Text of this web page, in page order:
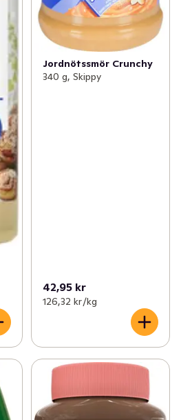
Jordnötssmör Crunchy
340 g, Skippy
42,95 kr
126,32 kr /kg